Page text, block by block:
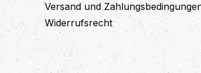
Versand und
Widerrufsrecht